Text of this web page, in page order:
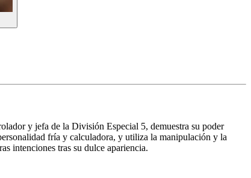
y jefa de la División Especial 5, demuestra su poder
fría y calculadora, y utiliza la manipulación y la
intenciones tras su dulce apariencia.